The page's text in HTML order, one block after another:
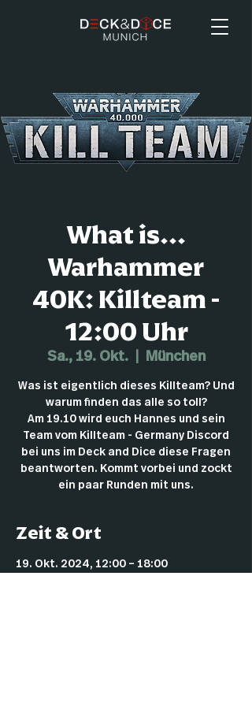
What is...
Warhammer
40K: Killteam -
12:00 Uhr
Sa., 19. Okt.
  |
München
Was ist eigentlich dieses Killteam? Und
warum finden das alle so toll?
Am 19.10 wird euch Hannes und sein
Team vom Killteam - Germany Discord
bei uns im Deck and Dice diese Fragen
beantworten. Kommt vorbei und zockt
ein paar Runden mit uns.
Zeit & Ort
19. Okt. 2024, 12:00 – 18:00